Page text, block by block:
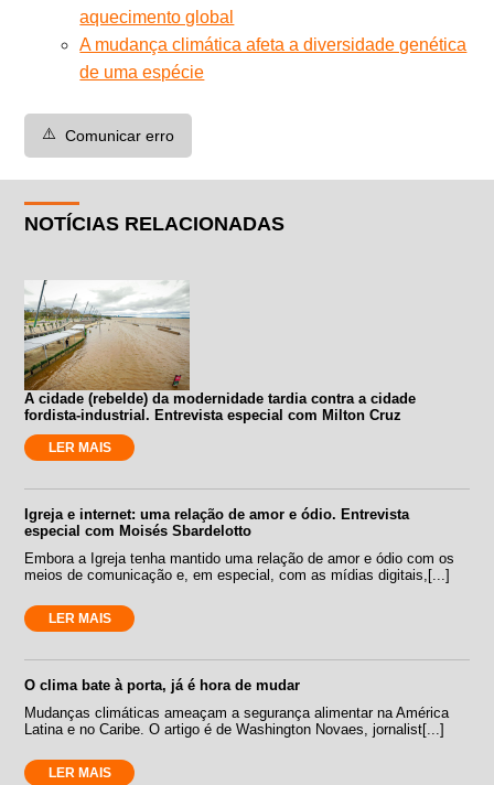
aquecimento global
A mudança climática afeta a diversidade genética
de uma espécie
⚠️ Comunicar erro
NOTÍCIAS RELACIONADAS
A cidade (rebelde) da modernidade tardia contra a cidade
fordista-industrial. Entrevista especial com Milton Cruz
LER MAIS
Igreja e internet: uma relação de amor e ódio. Entrevista
especial com Moisés Sbardelotto
Embora a Igreja tenha mantido uma relação de amor e ódio com os
meios de comunicação e, em especial, com as mídias digitais,[...]
LER MAIS
O clima bate à porta, já é hora de mudar
Mudanças climáticas ameaçam a segurança alimentar na América
Latina e no Caribe. O artigo é de Washington Novaes, jornalist[...]
LER MAIS